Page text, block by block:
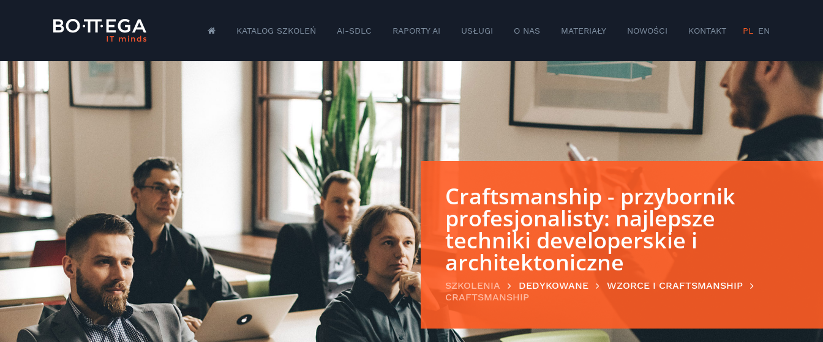
KATALOG SZKOLEŃ AI-SDLC RAPORTY AI USŁUGI O NAS MATERIAŁY NOWOŚCI KONTAKT PL EN
Craftsmanship - przybornik
profesjonalisty: najlepsze
techniki developerskie i
architektoniczne
SZKOLENIA DEDYKOWANE
WZORCE I CRAFTSMANSHIP
CRAFTSMANSHIP